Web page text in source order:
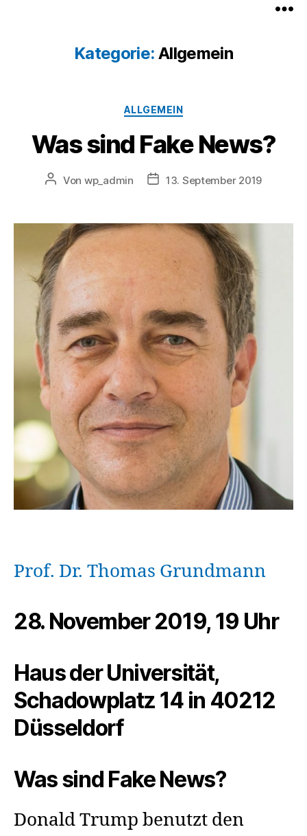
Kategorie: Allgemein
Kategorien
ALLGEMEIN
Was sind Fake News?
Beitragsautor
Von wp_admin Veröffentlichungsdatum
13. September 2019
Prof. Dr. Thomas Grundmann
28. November 2019, 19 Uhr
Haus der Universität,
Schadowplatz 14 in 40212
Düsseldorf
Was sind Fake News?
Donald Trump benutzt den